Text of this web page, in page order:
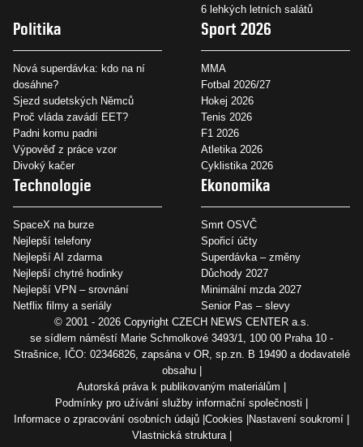
6 lehkých letních salátů
Politika
Nová superdávka: kdo na ní
dosáhne?
Sjezd sudetských Němců
Proč vláda zavádí EET?
Padni komu padni
Výpověď z práce vzor
Divoký kačer
Sport 2026
MMA
Fotbal 2026/27
Hokej 2026
Tenis 2026
F1 2026
Atletika 2026
Cyklistika 2026
Technologie
SpaceX na burze
Nejlepší telefony
Nejlepší AI zdarma
Nejlepší chytré hodinky
Nejlepší VPN – srovnání
Netflix filmy a seriály
Ekonomika
Smrt OSVČ
Spořicí účty
Superdávka – změny
Důchody 2027
Minimální mzda 2027
Senior Pas – slevy
© 2001 - 2026 Copyright CZECH NEWS CENTER a.s.
se sídlem náměstí Marie Schmolkové 3493/1, 100 00 Praha 10 -
Strašnice, IČO: 02346826, zapsána v OR, sp.zn. B 19490 a dodavatelé
obsahu
Autorská práva k publikovaným materiálům
Podmínky pro užívání služby informační společnosti
Informace o zpracování osobních údajů Cookies Nastavení soukromí
Vlastnická struktura